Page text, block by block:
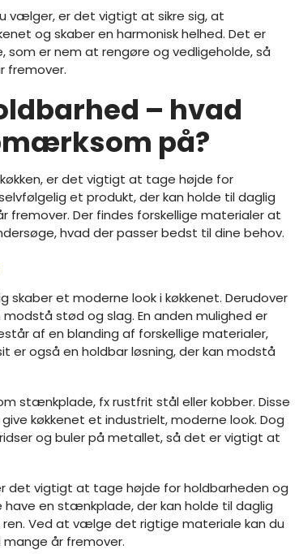
vælger, er det vigtigt at sikre sig, at
og skaber en harmonisk helhed. Det er
er nem at rengøre og vedligeholde, så
fremover.
– hvad
på?
er det vigtigt at tage højde for
et produkt, der kan holde til daglig
fremover. Der findes forskellige materialer at
hvad der passer bedst til dine behov.
et moderne look i køkkenet. Derudover
stød og slag. En anden mulighed er
af en blanding af forskellige materialer,
er også en holdbar løsning, der kan modstå
stænkplade, fx rustfrit stål eller kobber. Disse
køkkenet et industrielt, moderne look. Dog
og buler på metallet, så det er vigtigt at
det vigtigt at tage højde for holdbarheden og
have en stænkplade, der kan holde til daglig
Ved at vælge det rigtige materiale kan du
år fremover.